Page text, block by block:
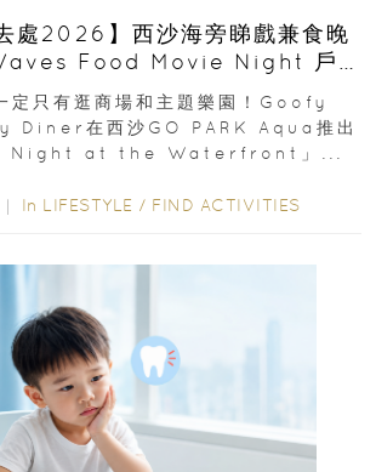
處2026】西沙海旁睇戲兼食晚
Food Movie Night 戶
場
定只有逛商場和主題樂園！Goofy
Diner在西沙GO PARK Aqua推出
Night at the Waterfront」...
In LIFESTYLE / FIND ACTIVITIES